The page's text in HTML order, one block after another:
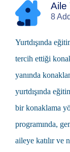
Aile
8
Yurtdışında
tercih ettiği
yanında
yurtdışında
bir konaklama
programında,
aileye katılır